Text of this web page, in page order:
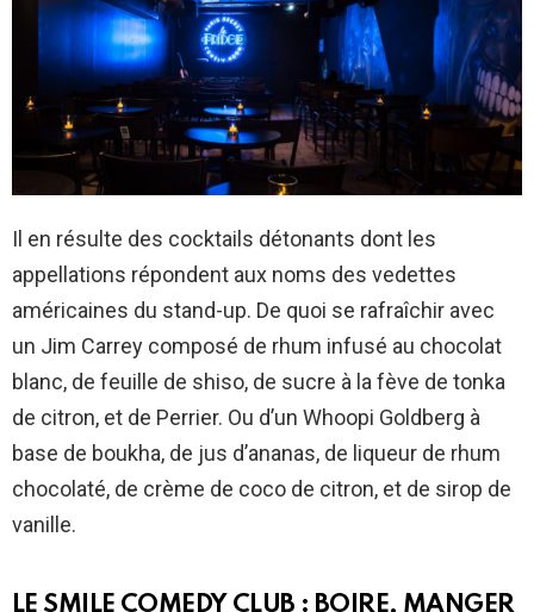
Il en résulte des cocktails détonants dont les
appellations répondent aux noms des vedettes
américaines du stand-up. De quoi se rafraîchir avec
un Jim Carrey composé de rhum infusé au chocolat
blanc, de feuille de shiso, de sucre à la fève de tonka
de citron, et de Perrier. Ou d’un Whoopi Goldberg à
base de boukha, de jus d’ananas, de liqueur de rhum
chocolaté, de crème de coco de citron, et de sirop de
vanille.
LE SMILE COMEDY CLUB : BOIRE, MANGER